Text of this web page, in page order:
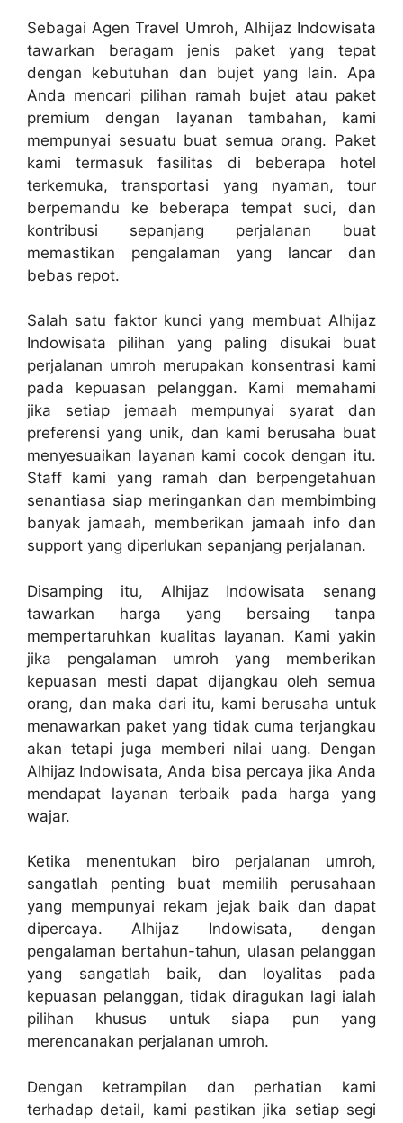
Sebagai Agen Travel Umroh, Alhijaz Indowisata
tawarkan beragam jenis paket yang tepat
dengan kebutuhan dan bujet yang lain. Apa
Anda mencari pilihan ramah bujet atau paket
premium dengan layanan tambahan, kami
mempunyai sesuatu buat semua orang. Paket
kami termasuk fasilitas di beberapa hotel
terkemuka, transportasi yang nyaman, tour
berpemandu ke beberapa tempat suci, dan
kontribusi sepanjang perjalanan buat
memastikan pengalaman yang lancar dan
bebas repot.
Salah satu faktor kunci yang membuat Alhijaz
Indowisata pilihan yang paling disukai buat
perjalanan umroh merupakan konsentrasi kami
pada kepuasan pelanggan. Kami memahami
jika setiap jemaah mempunyai syarat dan
preferensi yang unik, dan kami berusaha buat
menyesuaikan layanan kami cocok dengan itu.
Staff kami yang ramah dan berpengetahuan
senantiasa siap meringankan dan membimbing
banyak jamaah, memberikan jamaah info dan
support yang diperlukan sepanjang perjalanan.
Disamping itu, Alhijaz Indowisata senang
tawarkan harga yang bersaing tanpa
mempertaruhkan kualitas layanan. Kami yakin
jika pengalaman umroh yang memberikan
kepuasan mesti dapat dijangkau oleh semua
orang, dan maka dari itu, kami berusaha untuk
menawarkan paket yang tidak cuma terjangkau
akan tetapi juga memberi nilai uang. Dengan
Alhijaz Indowisata, Anda bisa percaya jika Anda
mendapat layanan terbaik pada harga yang
wajar.
Ketika menentukan biro perjalanan umroh,
sangatlah penting buat memilih perusahaan
yang mempunyai rekam jejak baik dan dapat
dipercaya. Alhijaz Indowisata, dengan
pengalaman bertahun-tahun, ulasan pelanggan
yang sangatlah baik, dan loyalitas pada
kepuasan pelanggan, tidak diragukan lagi ialah
pilihan khusus untuk siapa pun yang
merencanakan perjalanan umroh.
Dengan ketrampilan dan perhatian kami
terhadap detail, kami pastikan jika setiap segi